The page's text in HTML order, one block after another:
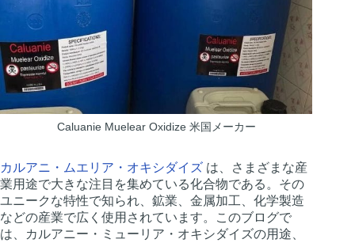
Caluanie Muelear Oxidize 米国メーカー
カルアニ・ムエリア・オキシダイズ は、さまざまな産
業用途で大きな注目を集めている化合物である。その
ユニークな特性で知られ、鉱業、金属加工、化学製造
などの産業で広く使用されています。このブログで
は、カルアニー・ミューリア・オキシダイズの用途、